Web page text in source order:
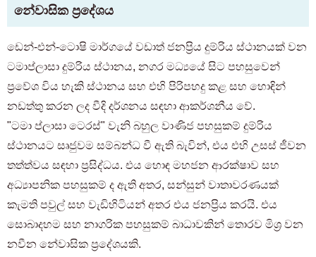
නේවාසික ප්‍රදේශය
ඩෙන්-එන්-ටොෂි මාර්ගයේ වඩාත් ජනප්‍රිය දුම්රිය ස්ථානයක් වන
ටමාප්ලාසා දුම්රිය ස්ථානය, නගර මධ්‍යයේ සිට පහසුවෙන්
ප්‍රවේශ විය හැකි ස්ථානය සහ එහි පිරිපහදු කළ සහ හොඳින්
නඩත්තු කරන ලද වීදි දර්ශනය සඳහා ආකර්ශනීය වේ.
"ටමා ප්ලාසා ටෙරස්" වැනි බහුල වාණිජ පහසුකම් දුම්රිය
ස්ථානයට සෘජුවම සම්බන්ධ වී ඇති බැවින්, එය එහි උසස් ජීවන
තත්ත්වය සඳහා ප්‍රසිද්ධය. එය හොඳ මහජන ආරක්ෂාව සහ
අධ්‍යාපනික පහසුකම් ද ඇති අතර, සන්සුන් වාතාවරණයක්
කැමති පවුල් සහ වැඩිහිටියන් අතර එය ජනප්‍රිය කරයි. එය
සොබාදහම සහ නාගරික පහසුකම් බාධාවකින් තොරව මිශ්‍ර වන
නවීන නේවාසික ප්‍රදේශයකි.